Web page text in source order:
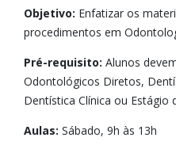
Objetivo: Enfatizar os
procedimentos em
Pré-requisito: Alunos
Odontológicos Diretos,
Dentística Clínica ou Estágio
Aulas: Sábado, 9h às 13h